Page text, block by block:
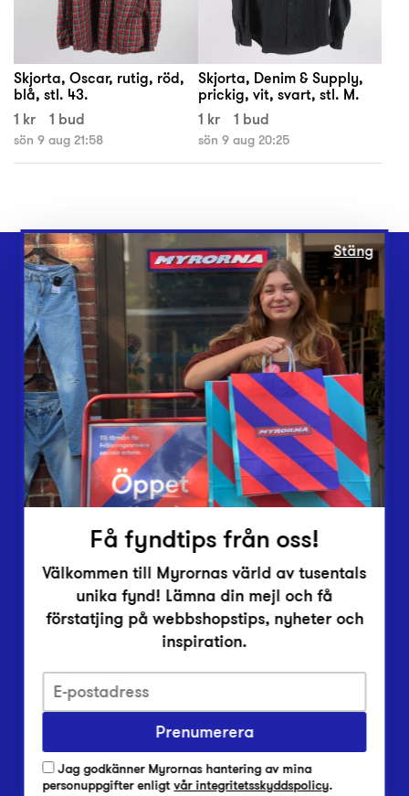
Skjorta, Oscar, rutig, röd,
blå, stl. 43.
1 kr
1 bud
sön 9 aug 21:58
Skjorta, Denim & Supply,
prickig, vit, svart, stl. M.
1 kr
1 bud
sön 9 aug 20:25
Webbshop
Butiker
Lämna in
Vårt överskott
Inlämningsplatser
Om Myrorna
Lediga jobb
Pressrum
Integritetsskyddspolicy
Har du frågor om onlineköp, leverans eller retur?
Har du frågor om vår verksamhet?
Vanliga frågor om Myrorna
Stäng
Få fyndtips från oss!
Välkommen till Myrornas värld av tusentals
unika fynd! Lämna din mejl och få
förstatjing på webbshopstips, nyheter och
inspiration.
Prenumerera
Jag godkänner Myrornas hantering av mina
personuppgifter enligtvår integritetsskyddspolicy.